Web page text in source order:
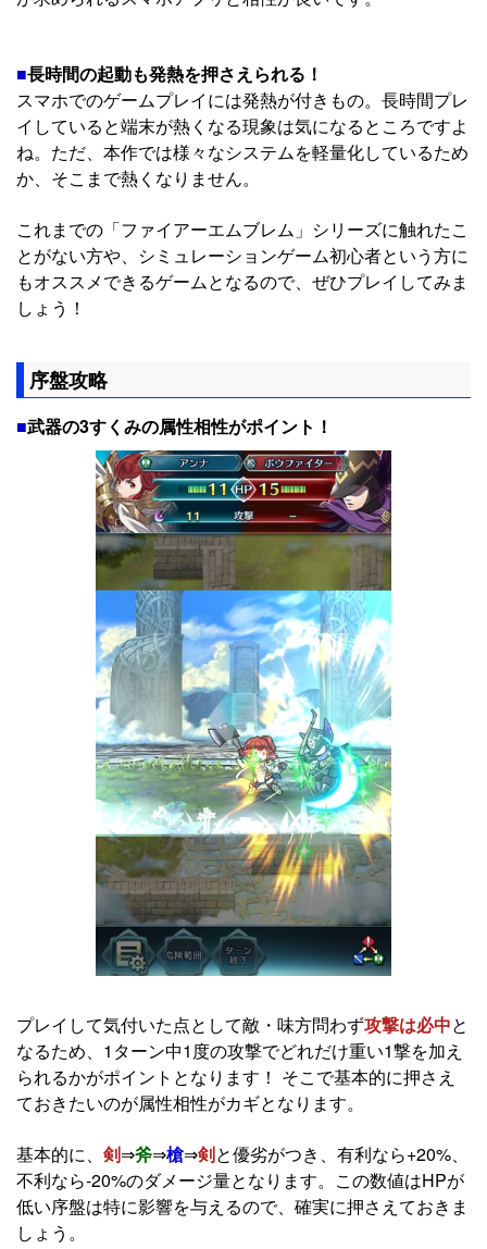
■長時間の起動も発熱を押さえられる！
スマホでのゲームプレイには発熱が付きもの。長時間プレ
イしていると端末が熱くなる現象は気になるところですよ
ね。ただ、本作では様々なシステムを軽量化しているため
か、そこまで熱くなりません。
これまでの「ファイアーエムブレム」シリーズに触れたこ
とがない方や、シミュレーションゲーム初心者という方に
もオススメできるゲームとなるので、ぜひプレイしてみま
しょう！
序盤攻略
■武器の3すくみの属性相性がポイント！
プレイして気付いた点として敵・味方問わず攻撃は必中と
なるため、1ターン中1度の攻撃でどれだけ重い1撃を加え
られるかがポイントとなります！ そこで基本的に押さえ
ておきたいのが属性相性がカギとなります。
基本的に、 剣⇒斧⇒槍⇒剣と優劣がつき、有利なら+20%、
不利なら-20%のダメージ量となります。この数値はHPが
低い序盤は特に影響を与えるので、確実に押さえておきま
しょう。